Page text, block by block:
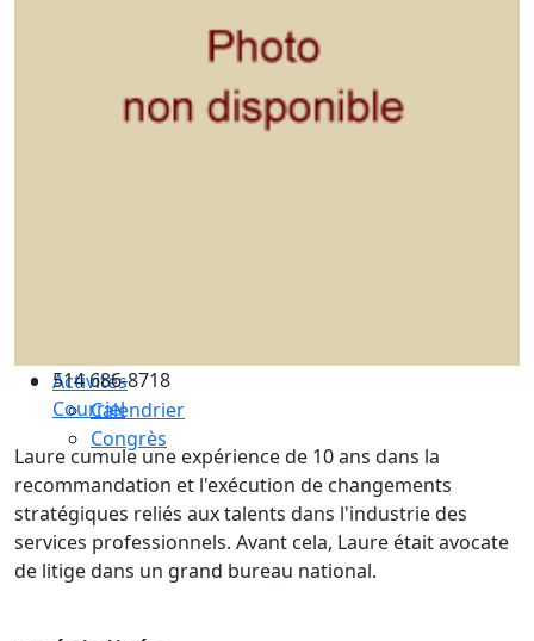
Le processus de certification
Choisir son coach mentor
Je suis coach
Activités
Calendrier
Congrès
514 686-8718
Courriel
Laure cumule une expérience de 10 ans dans la
recommandation et l'exécution de changements
stratégiques reliés aux talents dans l'industrie des
services professionnels. Avant cela, Laure était avocate
de litige dans un grand bureau national.